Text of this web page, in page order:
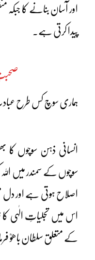
اور آسان بنانے کا جبکہ
پیدا کرتی ہے۔
ہماری سوچ کس طرح
انسانی ذہن سوچوں کا
سوچوں کے سمندر میں
اصلاح ہوتی ہے اور دل
اس میں تجلیاتِ الٰہی
کے متعلق سلطان باھوؒ